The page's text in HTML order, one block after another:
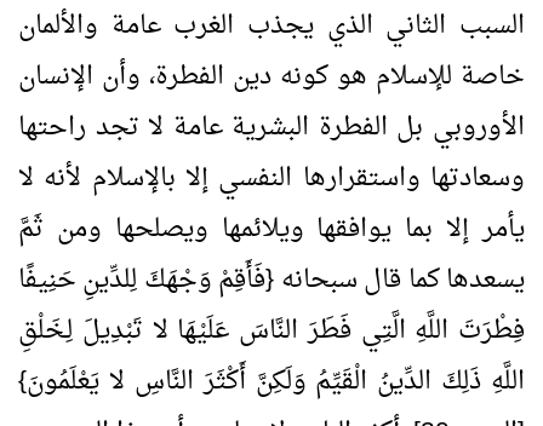
السبب الثاني الذي يجذب الغرب عامة والألمان
خاصة للإسلام هو كونه دين الفطرة، وأن الإنسان
الأوروبي بل الفطرة البشرية عامة لا تجد راحتها
وسعادتها واستقرارها النفسي إلا بالإسلام لأنه لا
يأمر إلا بما يوافقها ويلائمها ويصلحها ومن ثَمَّ
يسعدها كما قال سبحانه {فَأَقِمْ وَجْهَكَ لِلدِّينِ حَنِيفًا
فِطْرَتَ اللَّهِ الَّتِي فَطَرَ النَّاسَ عَلَيْهَا لا تَبْدِيلَ لِـخَلْقِ
اللَّهِ ذَلِكَ الدِّينُ الْقَيِّمُ وَلَكِنَّ أَكْثَرَ النَّاسِ لا يَعْلَمُونَ}